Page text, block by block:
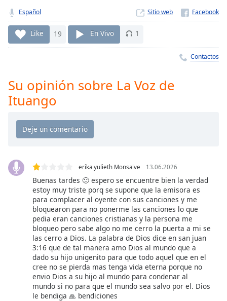
currently
behind
liveLIVE
Remaining
Time-
Playback
Rate
Chapters
descriptions
selected
subtitles
settings,
opens
subtitles
settings
dialog
Español Sitio web
Like 19 En Vivo 1
Contactos
Su opinión sobre La Voz de
Ituango
erika yulieth Monsalve 13.06.2026
Buenas tardes 🙂 espero se encuentre bien la verdad
estoy muy triste porq se supone que la emisora es
para complacer al oyente con sus canciones y me
bloquearon para no ponerme las canciones lo que
pedia eran canciones cristianas y la persona me
bloqueo pero sabe algo no me cerro la puerta a mi se
las cerro a Dios. La palabra de Dios dice en san juan
3:16 que de tal manera amo Dios al mundo que a
dado su hijo unigenito para que todo aquel que en el
cree no se pierda mas tenga vida eterna porque no
envio Dios a su hijo al mundo para condenar al
mundo si no para que el mundo sea salvo por el. Dios
le bendiga 🙏 bendiciones